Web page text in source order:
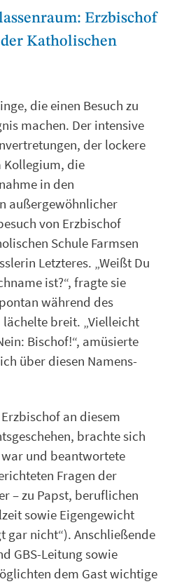
Erzbischof
Katholischen
die einen Besuch zu
machen. Der intensive
der lockere
Kollegium, die
in den
außergewöhnlicher
von Erzbischof
Schule Farmsen
Letzteres. „Weißt Du
ist?“, fragte sie
während des
breit. „Vielleicht
Bischof!“, amüsierte
über diesen Namens-
an diesem
brachte sich
und beantwortete
Fragen der
– zu Papst, beruflichen
sowie Eigengewicht
gar nicht“). Anschließende
GBS-Leitung sowie
dem Gast wichtige